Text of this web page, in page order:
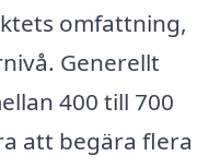
omfattning,
Generellt
400 till 700
att begära flera